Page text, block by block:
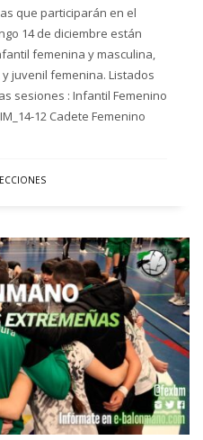
que participarán en el
14 de diciembre están
femenina y masculina,
juvenil femenina. Listados
sesiones : Infantil Femenino
12 Cadete Femenino